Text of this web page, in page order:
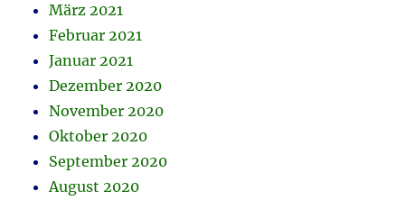
März 2021
Februar 2021
Januar 2021
Dezember 2020
November 2020
Oktober 2020
September 2020
August 2020